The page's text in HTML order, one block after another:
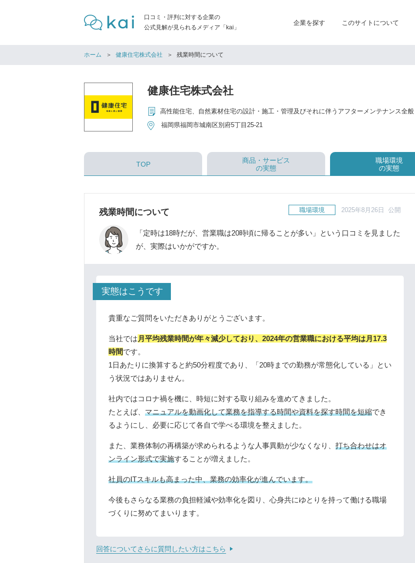
口コミ・評判に対する企業の
公式見解が見られるメディア「kai」
企業を探す このサイトについて
ホーム 健康住宅株式会社 残業時間について
健康住宅株式会社
高性能住宅、自然素材住宅の設計・施工・管理及びそれに伴うアフターメンテナンス全般
福岡県福岡市城南区別府5丁目25-21
TOP
商品・サービス
の実態
職場環境
の実態
残業時間について 職場環境 2025年8月26日 公開
「定時は18時だが、営業職は20時頃に帰ることが多い」という口コミを見ました
が、実際はいかがですか。
実態はこうです
貴重なご質問をいただきありがとうございます。
当社では 月平均残業時間が年々減少しており、2024年の営業職における平均は月17.3
時間です。
1日あたりに換算すると約50分程度であり、「20時までの勤務が常態化している」とい
う状況ではありません。
社内ではコロナ禍を機に、時短に対する取り組みを進めてきました。
たとえば、 マニュアルを動画化して業務を指導する時間や資料を探す時間を短縮でき
るようにし、必要に応じて各自で学べる環境を整えました。
また、業務体制の再構築が求められるような人事異動が少なくなり、 打ち合わせはオ
ンライン形式で実施することが増えました。
社員のITスキルも高まった中、業務の効率化が進んでいます。
今後もさらなる業務の負担軽減や効率化を図り、心身共にゆとりを持って働ける職場
づくりに努めてまいります。
回答についてさらに質問したい方はこちら